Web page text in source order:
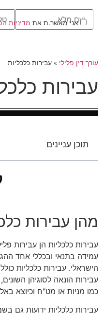
אני מאשר.ת את מדיניות
עורך דין פלילי » עבירות כלכליות
עבירות
תוכן עניינים
מהן עבירות
עבירות כלכליות הן עבירות
עמידה בתנאי ובכללי אחד
הישראלי. עבירות כלכליות
עבירות הונאה לסוגיהן
כמו מניות או מט"ח וכיוצא
עבירות כלכליות ידועות גם